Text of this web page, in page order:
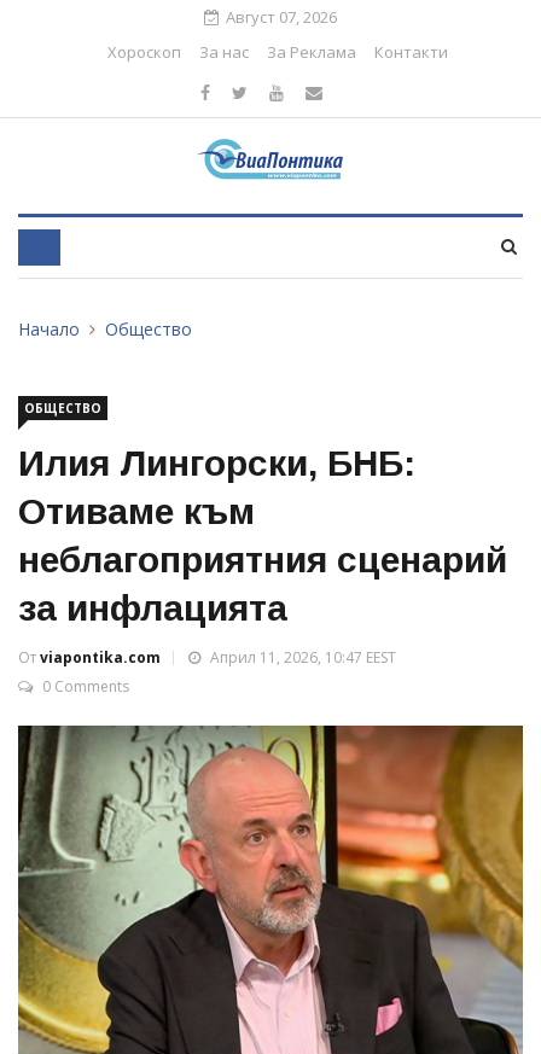
Август 07, 2026
Хороскоп
За нас За Реклама Контакти
Начало Общество
ОБЩЕСТВО
Илия Лингорски, БНБ:
Отиваме към
неблагоприятния сценарий
за инфлацията
Отviapontika.com
Април 11, 2026, 10:47 EEST
0 Comments